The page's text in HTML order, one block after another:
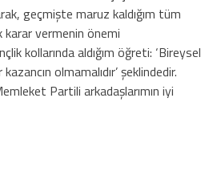
geçmişte maruz kaldığım tüm
karar vermenin önemi
kollarında aldığım öğreti: ‘Bireysel
olmamalıdır’ şeklindedir.
Partili arkadaşlarımın iyi